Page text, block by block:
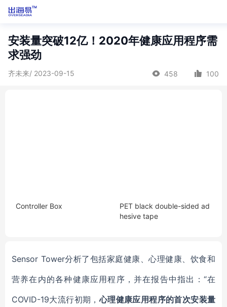
安装量突破12亿！2020年健康应用程序需
求强劲
齐未来/ 2023-09-15 458 100
Controller Box
PET black double-sided ad
hesive tape
Sensor Tower分析了包括家庭健康、心理健康、饮食和
营养在内的各种健康应用程序，并在报告中指出：“在
COVID-19大流行初期，心理健康应用程序的首次安装量